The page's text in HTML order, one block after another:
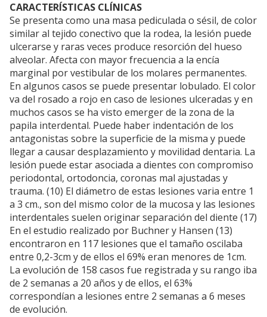
CARACTERÍSTICAS CLÍNICAS
Se presenta como una masa pediculada o sésil, de color
similar al tejido conectivo que la rodea, la lesión puede
ulcerarse y raras veces produce resorción del hueso
alveolar. Afecta con mayor frecuencia a la encía
marginal por vestibular de los molares permanentes.
En algunos casos se puede presentar lobulado. El color
va del rosado a rojo en caso de lesiones ulceradas y en
muchos casos se ha visto emerger de la zona de la
papila interdental. Puede haber indentación de los
antagonistas sobre la superficie de la misma y puede
llegar a causar desplazamiento y movilidad dentaria. La
lesión puede estar asociada a dientes con compromiso
periodontal, ortodoncia, coronas mal ajustadas y
trauma. (10) El diámetro de estas lesiones varia entre 1
a 3 cm., son del mismo color de la mucosa y las lesiones
interdentales suelen originar separación del diente (17)
En el estudio realizado por Buchner y Hansen (13)
encontraron en 117 lesiones que el tamaño oscilaba
entre 0,2-3cm y de ellos el 69% eran menores de 1cm.
La evolución de 158 casos fue registrada y su rango iba
de 2 semanas a 20 años y de ellos, el 63%
correspondían a lesiones entre 2 semanas a 6 meses
de evolución.